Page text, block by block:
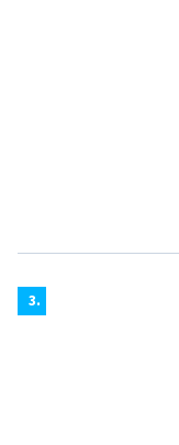
3.